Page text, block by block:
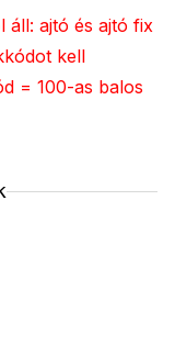
áll: ajtó és ajtó fix
kell
= 100-as balos